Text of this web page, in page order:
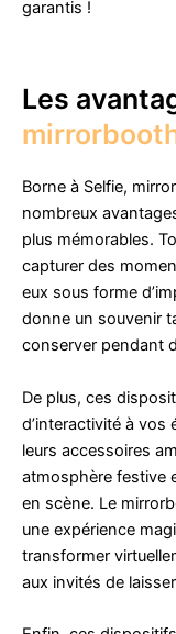
garantis !
Les
Borne à Selfie,
nombreux
plus mémorables.
capturer des
eux sous forme
donne un souvenir
conserver pendant
De plus, ces
d’interactivité à
leurs accessoires
atmosphère festive
en scène. Le
une expérience
transformer
aux invités de